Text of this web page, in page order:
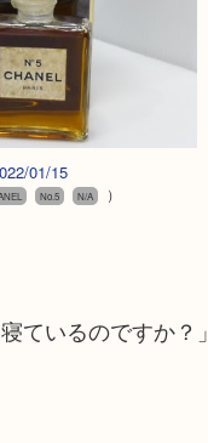
01/15
No.5 N/A
）
ているのですか？」